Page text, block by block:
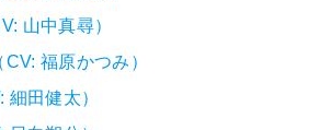
山中真尋）
福原かつみ）
細田健太）